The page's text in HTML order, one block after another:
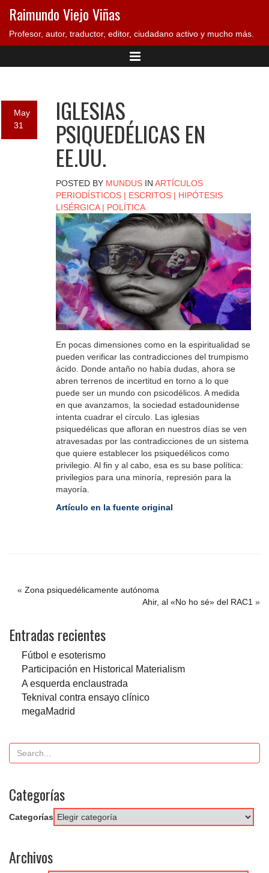
Raimundo Viejo Viñas
Profesor, autor, traductor, editor, ciudadano activo y mucho más.
May
31
IGLESIAS
PSIQUEDÉLICAS EN
EE.UU.
POSTED BY MUNDUSIN ARTÍCULOS
PERIODÍSTICOS| ESCRITOS| HIPÓTESIS
LISÉRGICA| POLÍTICA
En pocas dimensiones como en la espiritualidad se
pueden verificar las contradicciones del trumpismo
ácido. Donde antaño no había dudas, ahora se
abren terrenos de incertitud en torno a lo que
puede ser un mundo con psicodélicos. A medida
en que avanzamos, la sociedad estadounidense
intenta cuadrar el círculo. Las iglesias
psiquedélicas que afloran en nuestros días se ven
atravesadas por las contradicciones de un sistema
que quiere establecer los psiquedélicos como
privilegio. Al fin y al cabo, esa es su base política:
privilegios para una minoría, represión para la
mayoría.
Artículo en la fuente original
« Zona psiquedélicamente autónoma
Ahir, al «No ho sé» del RAC1 »
Entradas recientes
Fútbol e esoterismo
Participación en Historical Materialism
A esquerda enclaustrada
Teknival contra ensayo clínico
megaMadrid
Categorías
Categorías
Archivos